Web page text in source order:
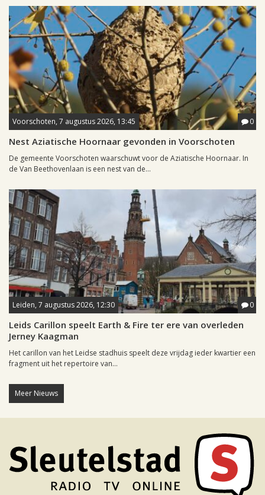
Voorschoten, 7 augustus 2026, 13:45 0
Nest Aziatische Hoornaar gevonden in Voorschoten
De gemeente Voorschoten waarschuwt voor de Aziatische Hoornaar. In
de Van Beethovenlaan is een nest van de...
Leiden, 7 augustus 2026, 12:30 0
Leids Carillon speelt Earth & Fire ter ere van overleden
Jerney Kaagman
Het carillon van het Leidse stadhuis speelt deze vrijdag ieder kwartier een
fragment uit het repertoire van...
Meer Nieuws